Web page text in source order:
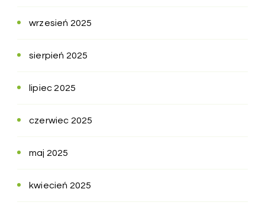
wrzesień 2025
sierpień 2025
lipiec 2025
czerwiec 2025
maj 2025
kwiecień 2025